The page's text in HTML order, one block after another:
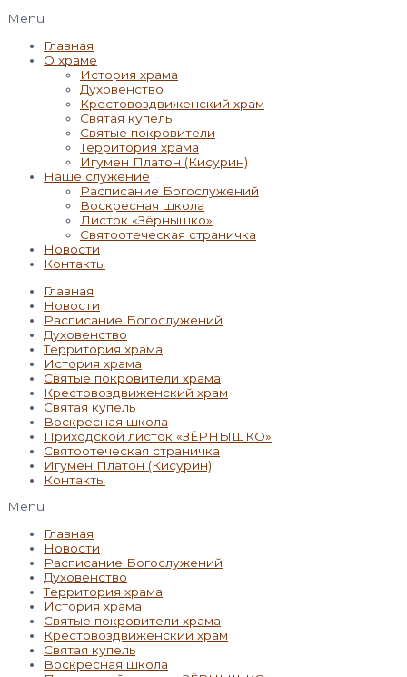
Menu
Главная
О храме
История храма
Духовенство
Крестовоздвиженский храм
Святая купель
Святые покровители
Территория храма
Игумен Платон (Кисурин)
Наше служение
Расписание Богослужений
Воскресная школа
Листок «Зёрнышко»
Святоотеческая страничка
Новости
Контакты
Главная
Новости
Расписание Богослужений
Духовенство
Территория храма
История храма
Святые покровители храма
Крестовоздвиженский храм
Святая купель
Воскресная школа
Приходской листок «ЗЁРНЫШКО»
Святоотеческая страничка
Игумен Платон (Кисурин)
Контакты
Menu
Главная
Новости
Расписание Богослужений
Духовенство
Территория храма
История храма
Святые покровители храма
Крестовоздвиженский храм
Святая купель
Воскресная школа